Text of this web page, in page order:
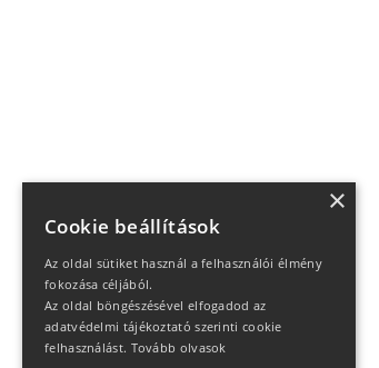
×
Cookie beállítások
Az oldal sütiket használ a felhasználói élmény
fokozása céljából.
Az oldal böngészésével elfogadod az
adatvédelmi tájékoztató szerinti cookie
felhasználást. Tovább olvasok